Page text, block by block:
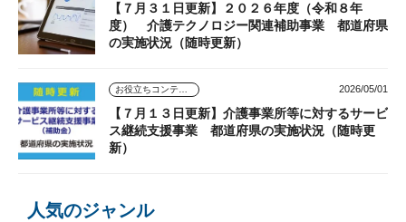
【７月３１日更新】２０２６年度（令和８年
度） 介護テクノロジー関連補助事業 都道府県
の実施状況（随時更新）
お役立ちコンテンツ 2026/05/01
【７月１３日更新】介護事業所等に対するサービ
ス継続支援事業 都道府県の実施状況（随時更
新）
人気のジャンル